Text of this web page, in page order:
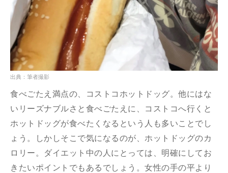
出典：筆者撮影
食べごたえ満点の、コストコホットドッグ。他にはな
いリーズナブルさと食べごたえに、コストコへ行くと
ホットドッグが食べたくなるという人も多いことでし
ょう。しかしそこで気になるのが、ホットドッグのカ
ロリー。ダイエット中の人にとっては、明確にしてお
きたいポイントでもあるでしょう。女性の手の平より